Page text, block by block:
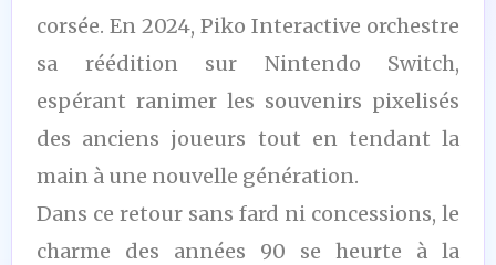
corsée. En 2024, Piko Interactive orchestre
sa réédition sur Nintendo Switch,
espérant ranimer les souvenirs pixelisés
des anciens joueurs tout en tendant la
main à une nouvelle génération.
Dans ce retour sans fard ni concessions, le
charme des années 90 se heurte à la